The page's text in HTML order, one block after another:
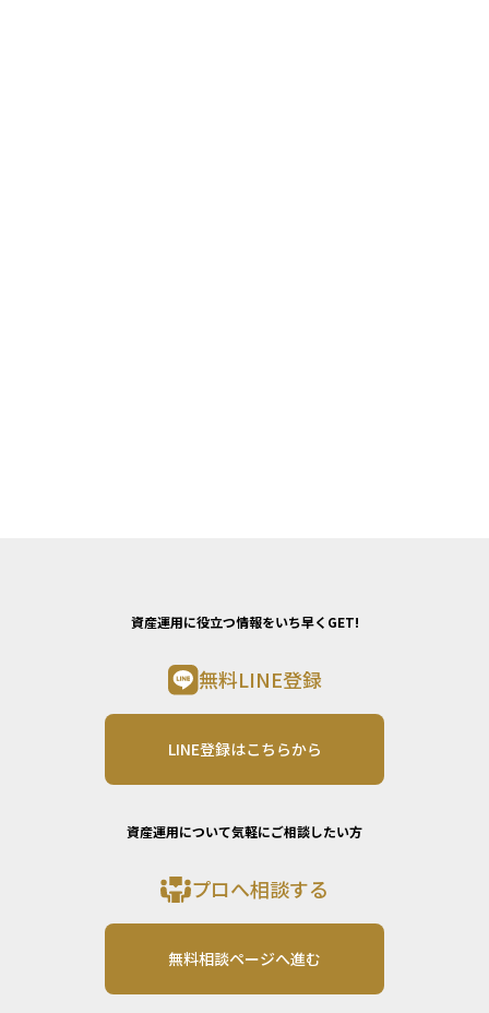
資産運用に役立つ情報をいち早くGET!
無料LINE登録
LINE登録はこちらから
資産運用について気軽にご相談したい方
プロへ相談する
無料相談ページへ進む